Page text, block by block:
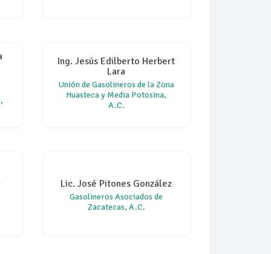
Ing. Jesús Edilberto Herbert
Lara
Unión de Gasolineros de la Zona
Huasteca y Media Potosina,
A.C.
Lic. José Pitones González
Gasolineros Asociados de
Zacatecas, A.C.